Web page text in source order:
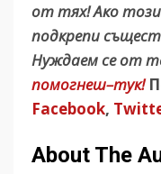
от тях! Ако
подкрепи
Нуждаем се от
помогнеш–тук!
Facebook,
About The